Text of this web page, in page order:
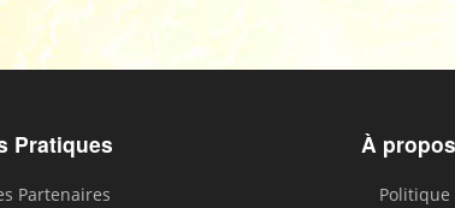
Pratiques
Partenaires
À propos